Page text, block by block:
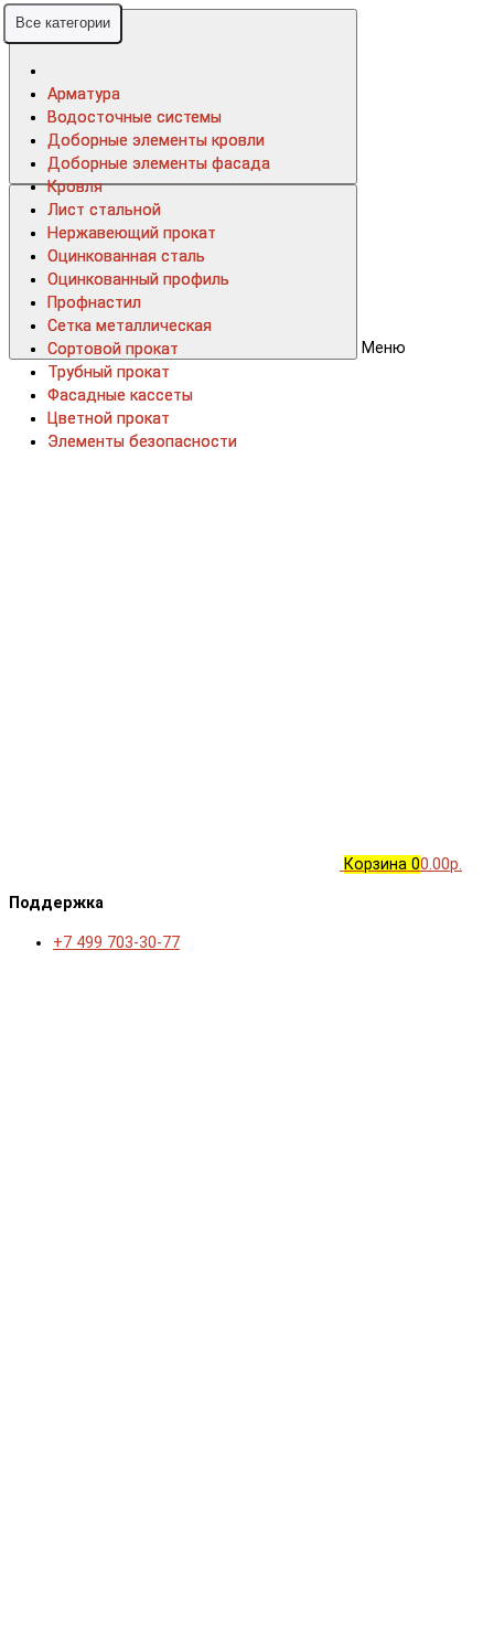
Меню
Корзина 00.00р.
Поддержка
+7 499 703-30-77
Все категории
Арматура
Водосточные системы
Доборные элементы кровли
Доборные элементы фасада
Кровля
Лист стальной
Нержавеющий прокат
Оцинкованная сталь
Оцинкованный профиль
Профнастил
Сетка металлическая
Сортовой прокат
Трубный прокат
Фасадные кассеты
Цветной прокат
Элементы безопасности
Все категории
Арматура
Водосточные системы
Доборные элементы кровли
Доборные элементы фасада
Кровля
Лист стальной
Нержавеющий прокат
Оцинкованная сталь
Оцинкованный профиль
Профнастил
Сетка металлическая
Сортовой прокат
Трубный прокат
Фасадные кассеты
Цветной прокат
Элементы безопасности